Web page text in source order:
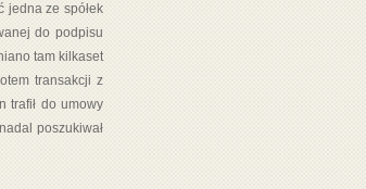
jedna ze spółek
do podpisu
tam kilkaset
transakcji z
trafił do umowy
poszukiwał